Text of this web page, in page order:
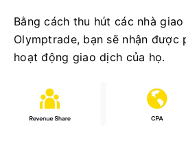
Bằng cách thu hút các nhà
Olymptrade, bạn sẽ nhận được
hoạt động giao dịch của họ.